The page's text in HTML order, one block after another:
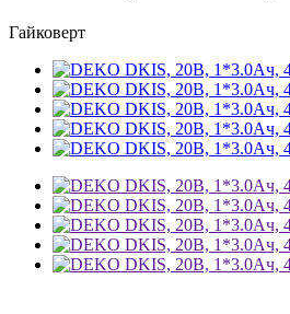
Гайковерт